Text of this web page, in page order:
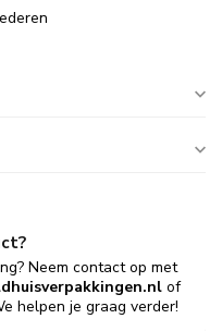
Neem contact op met
of
helpen je graag verder!